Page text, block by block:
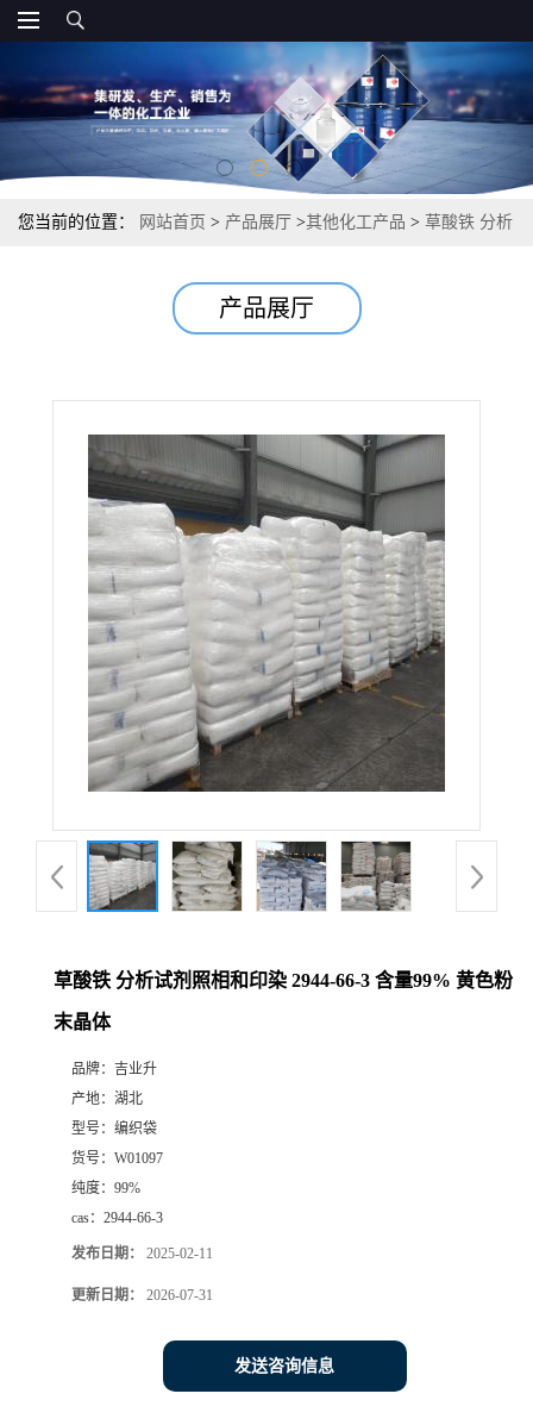
您当前的位置： 网站首页 > 产品展厅 >其他化工产品 > 草酸铁 分析
产品展厅
草酸铁 分析试剂照相和印染 2944-66-3 含量99% 黄色粉
末晶体
品牌： 吉业升
产地： 湖北
型号： 编织袋
货号： W01097
纯度： 99%
cas： 2944-66-3
发布日期： 2025-02-11
更新日期： 2026-07-31
发送咨询信息